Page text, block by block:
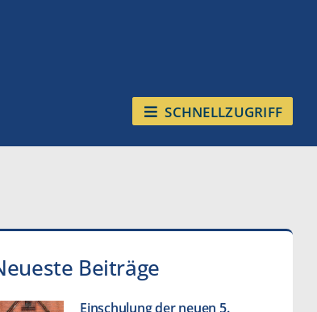
SCHNELLZUGRIFF
Beiträge
Einschulung der neuen 5.